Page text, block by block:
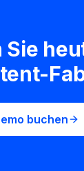
buchen